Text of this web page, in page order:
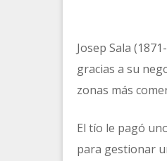
Josep Sala
gracias a su
zonas más
El tío le pagó
para gestionar